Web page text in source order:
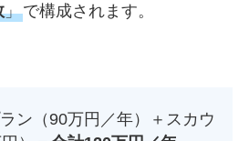
」で構成されます。
ン（90万円／年）＋スカウ